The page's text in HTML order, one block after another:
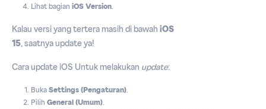
Lihat bagian iOS Version.
Kalau versi yang tertera masih di bawah iOS
15, saatnya update ya!
Cara update iOS Untuk melakukan update:
BukaSettings (Pengaturan).
Pilih General (Umum).